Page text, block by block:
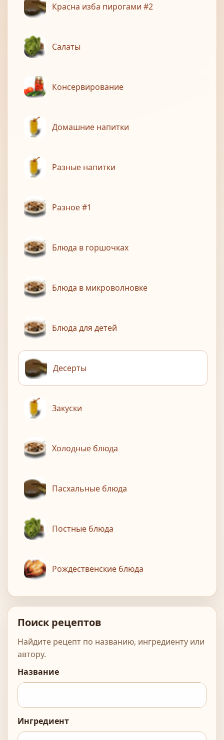
Красна изба пирогами #2
Салаты
Консервирование
Домашние напитки
Разные напитки
Разное #1
Блюда в горшочках
Блюда в микроволновке
Блюда для детей
Десерты
Закуски
Холодные блюда
Пасхальные блюда
Постные блюда
Рождественские блюда
Поиск рецептов
Найдите рецепт по названию, ингредиенту или
автору.
Название
Ингредиент